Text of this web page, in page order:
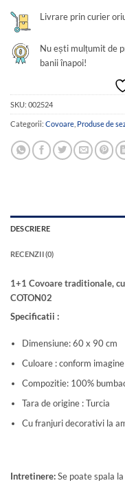
Livrare prin curier
Nu ești mulțumit de
banii înapoi!
SKU: 002524
Categorii: Covoare Produse de
DESCRIERE
RECENZII (0)
1+1 Covoare traditionale,
COTON02
Specificatii :
Dimensiune: 60 x 90 cm
Culoare : conform
Compozitie: 100%
Tara de origine : Turcia
Cu franjuri decorativi la
Intretinere:Se poate spala